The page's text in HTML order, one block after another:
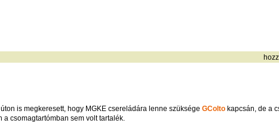
is megkeresett, hogy MGKE csereládára lenne szüksége GColto kapcsán, de a
csomagtartómban sem volt tartalék.